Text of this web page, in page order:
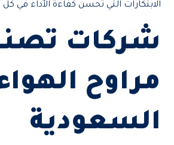
الابتكارات التي تحسن كفاءة الأداء في
شركات
مراوح
السعودية